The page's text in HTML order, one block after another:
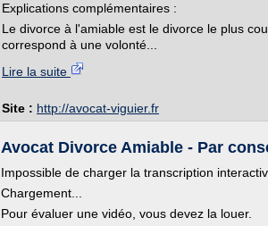
Explications complémentaires :
Le divorce à l'amiable est le divorce le plus
correspond à une volonté...
Lire la suite
Site : http://avocat-viguier.fr
Avocat Divorce Amiable - Par
Impossible de charger la transcription
Chargement...
Pour évaluer une vidéo, vous devez la louer.